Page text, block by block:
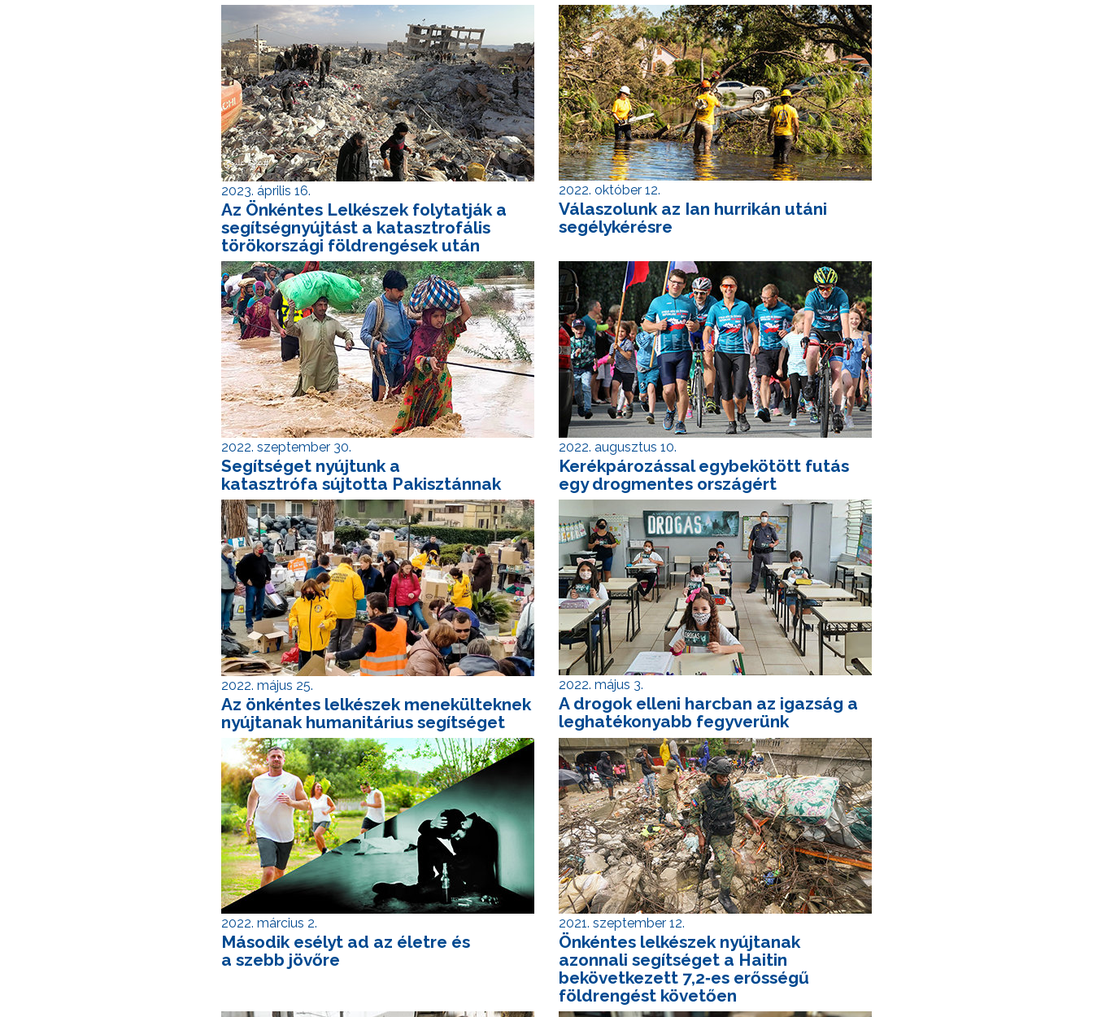
2023. április 16.
Az Önkéntes Lelkészek folytatják a
segítségnyújtást a katasztrofális
törökországi földrengések után
2022. október 12.
Válaszolunk az Ian hurrikán utáni
segélykérésre
2022. szeptember 30.
Segítséget nyújtunk a
katasztrófa sújtotta Pakisztánnak
2022. augusztus 10.
Kerékpározással egybekötött futás
egy drogmentes országért
2022. május 25.
Az önkéntes lelkészek menekülteknek
nyújtanak humanitárius segítséget
2022. május 3.
A drogok elleni harcban az igazság a
leghatékonyabb fegyverünk
2022. március 2.
Második esélyt ad az életre és
a szebb jövőre
2021. szeptember 12.
Önkéntes lelkészek nyújtanak
azonnali segítséget a Haitin
bekövetkezett 7,2‑es erősségű
földrengést követően